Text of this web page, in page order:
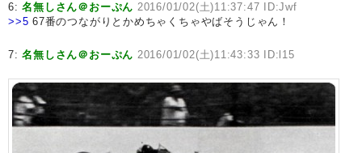
6:名無しさん＠おーぷん 2016/01/02(土)11:37:47 ID:Jwf
>>5 67番のつながりとかめちゃくちゃやばそうじゃん！
7:名無しさん＠おーぷん 2016/01/02(土)11:43:33 ID:l15